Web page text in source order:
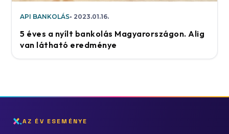
API BANKOLÁS 2023.01.16.
5 éves a nyílt bankolás Magyarországon. Alig
van látható eredménye
AZ ÉV ESEMÉNYE